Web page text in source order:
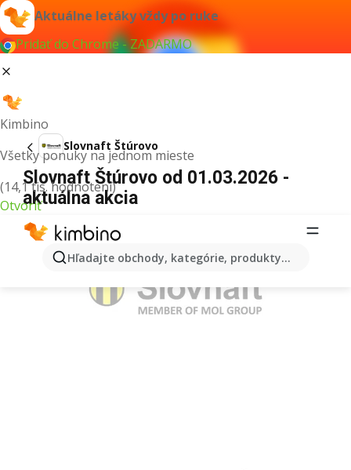
Aktuálne letáky vždy po ruke
Pridať do Chrome - ZADARMO
Kimbino
Všetky ponuky na jednom mieste
(14,1 tis. hodnotení)
Otvoriť
Hľadajte obchody, kategórie, produkty...
Slovnaft Štúrovo
Slovnaft Štúrovo od 01.03.2026 -
aktuálna akcia